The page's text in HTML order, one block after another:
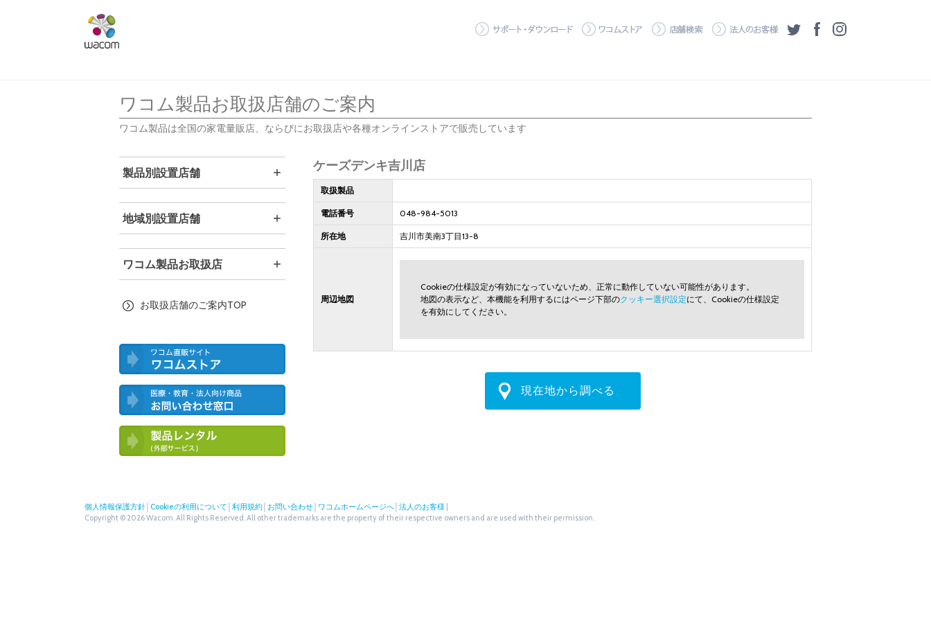
サポート・ダウンロード
ワコムストア 店舗検索 法人のお客様
ツイッターフェイスブック
ワコム製品お取扱店舗のご案内
ワコム製品は全国の家電量販店、ならびにお取扱店や各種オンラインストアで販売しています
ケーズデンキ吉川店
取扱製品
電話番号 048-984-5013
所在地 吉川市美南3丁目13-8
周辺地図
Cookieの仕様設定が有効になっていないため、正常に動作していない可能性があります。
地図の表示など、本機能を利用するにはページ下部のクッキー選択設定にて、Cookieの仕様設定
を有効にしてください。
現在地から調べる
製品別設置店舗
地域別設置店舗
ワコム製品お取扱店
お取扱店舗のご案内TOP
わせ窓口
個人情報保護方針 Cookieの利用について 利用規約 お問い合わせ ワコムホームページへ 法人のお客様
Copyright © 2026 Wacom. All Rights Reserved. All other trademarks are the property of their respective owners and are used with their permission.